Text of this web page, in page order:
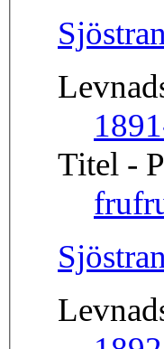
Titel -
fru